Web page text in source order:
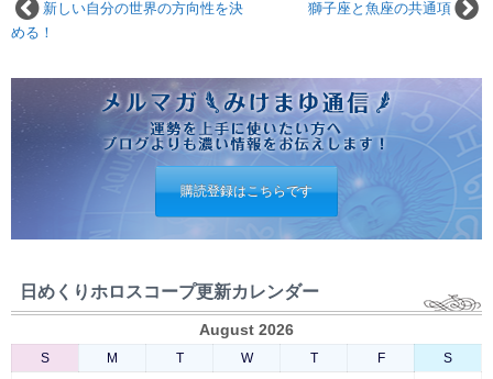
獅子座と魚座の共通項
新しい自分の世界の方向性を決
める！
購読登録はこちらです
日めくりホロスコープ更新カレンダー
August 2026
S M T W T F
S